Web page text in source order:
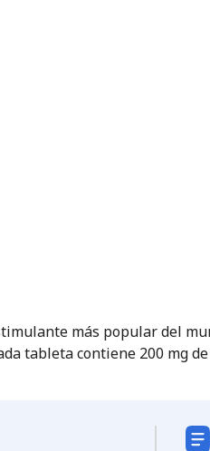
más popular del
tableta contiene 200 mg